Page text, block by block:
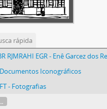
rápida
RJMRAHI EGR - Enê Garcez dos
Iconográficos
FT - Fotografias